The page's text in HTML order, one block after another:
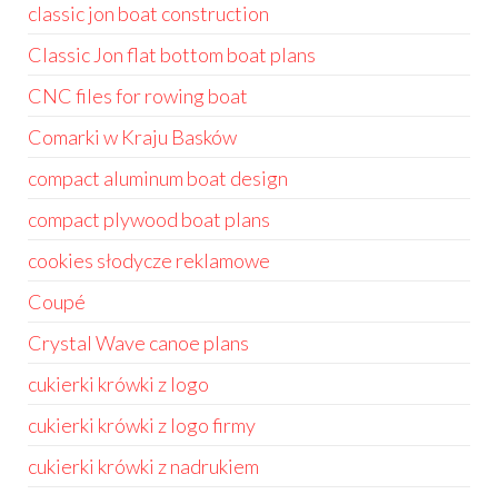
classic jon boat construction
Classic Jon flat bottom boat plans
CNC files for rowing boat
Comarki w Kraju Basków
compact aluminum boat design
compact plywood boat plans
cookies słodycze reklamowe
Coupé
Crystal Wave canoe plans
cukierki krówki z logo
cukierki krówki z logo firmy
cukierki krówki z nadrukiem